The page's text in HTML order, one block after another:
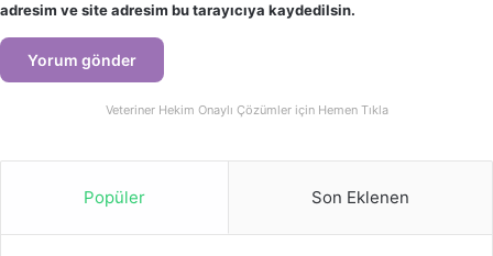
adresim ve site adresim bu tarayıcıya kaydedilsin.
Veteriner Hekim Onaylı Çözümler için Hemen Tıkla
Popüler Son Eklenen